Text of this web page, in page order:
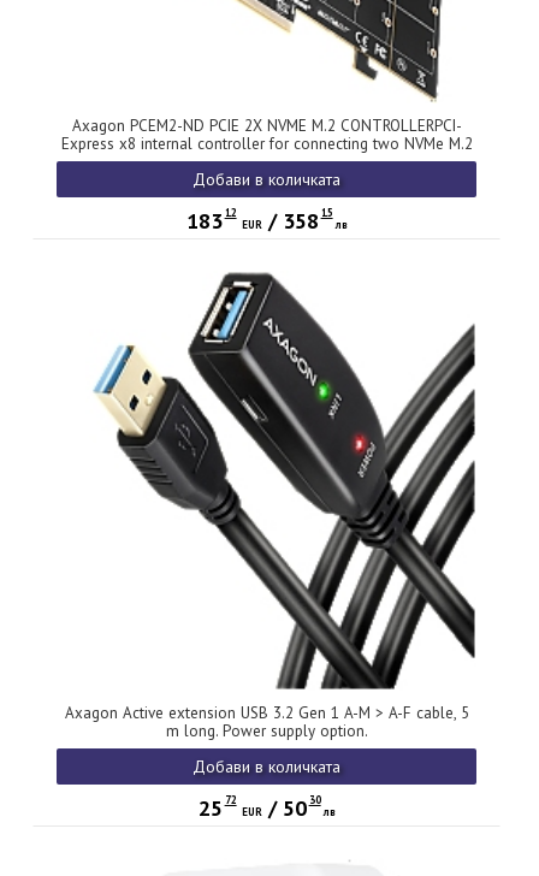
Axagon PCEM2-ND PCIE 2X NVME M.2 CONTROLLERPCI-
Express x8 internal controller for connecting two NVMe M.2
SSD disks to a computer. Supports main boards without PCIe
Bifurcation.
Добави в количката
183 12
EUR/ 358 15
лв
Axagon Active extension USB 3.2 Gen 1 A-M > A-F cable, 5
m long. Power supply option.
Добави в количката
25 72
EUR/ 50 30
лв